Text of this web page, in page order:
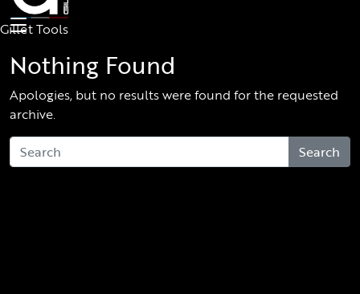
Skip to main content
Gillet Tools
Nothing Found
Apologies, but no results were found for the requested
archive.
Search